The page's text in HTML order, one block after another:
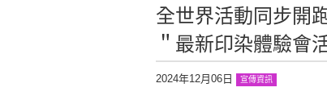
全世界活動同步開
＂最新印染體驗會
2024年12月06日 宣傳資訊